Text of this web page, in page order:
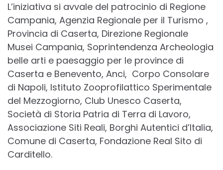
L’iniziativa si avvale del patrocinio di Regione
Campania, Agenzia Regionale per il Turismo ,
Provincia di Caserta, Direzione Regionale
Musei Campania, Soprintendenza Archeologia
belle arti e paesaggio per le province di
Caserta e Benevento, Anci, Corpo Consolare
di Napoli, Istituto Zooprofilattico Sperimentale
del Mezzogiorno, Club Unesco Caserta,
Società di Storia Patria di Terra di Lavoro,
Associazione Siti Reali, Borghi Autentici d’Italia,
Comune di Caserta, Fondazione Real Sito di
Carditello.